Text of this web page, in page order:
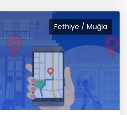
Fethiye / Muğla